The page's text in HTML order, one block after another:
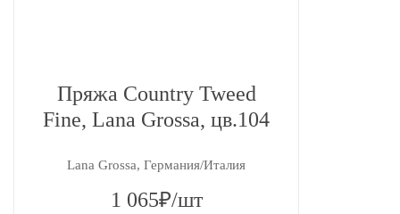
Пряжа Country Tweed
Fine, Lana Grossa, цв.104
Lana Grossa, Германия/Италия
1 065₽/шт